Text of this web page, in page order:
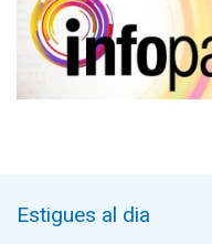
Estigues al dia